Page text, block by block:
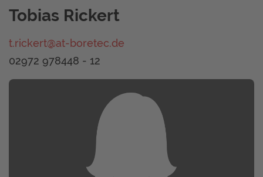
Tobias Rickert
t.rickert@at-boretec.de
02972 978448 - 12